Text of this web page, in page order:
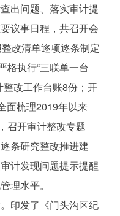
出问题、落实审计提
议事日程，共召开会
改清单逐项逐条制定
格执行“三联单一台
整改工作台账8份；开
面梳理2019年以来
召开审计整改专题
条研究整改推进建
计发现问题提示提醒
理水平。
印发了《门头沟区纪